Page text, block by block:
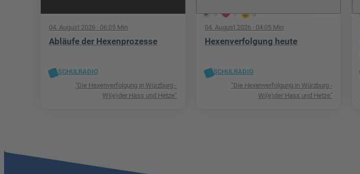
04. August 2026 · 06:05 Min
Abläufe der Hexenprozesse
SCHULRADIO
"Die Hexenverfolgung in Würzburg -
Wi(e)der Hass und Hetze"
5 1 0
04. August 2026· 04:05 Min
Hexenverfolgung heute
SCHULRADIO
"Die Hexenverfolgung in Würzburg -
Wi(e)der Hass und Hetze"